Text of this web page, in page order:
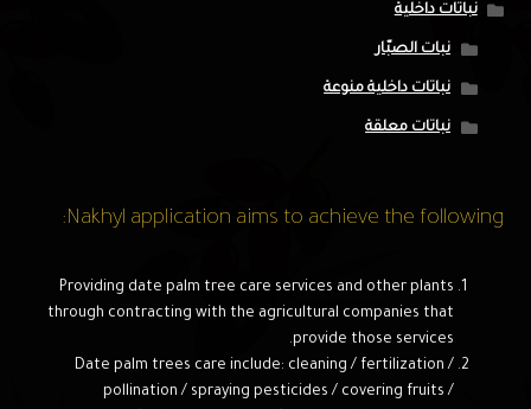
نباتات داخلية
نبات الصبّار
نباتات داخلية منوعة
نباتات معلقة
Nakhyl application aims to achieve the following:
Providing date palm tree care services and other plants
through contracting with the agricultural companies that
provide those services.
Date palm trees care include: cleaning / fertilization /
pollination / spraying pesticides / covering fruits /